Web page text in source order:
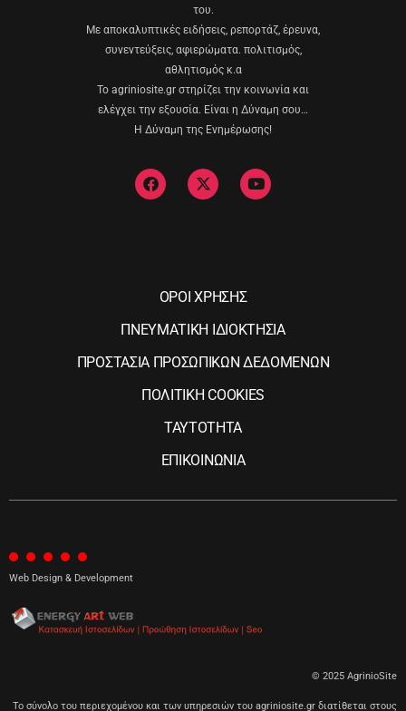
του.
Με αποκαλυπτικές ειδήσεις, ρεπορτάζ, έρευνα,
συνεντεύξεις, αφιερώματα. πολιτισμός,
αθλητισμός κ.α
Το agriniosite.gr στηρίζει την κοινωνία και
ελέγχει την εξουσία. Είναι η Δύναμη σου…
Η Δύναμη της Ενημέρωσης!
ΟΡΟΙ ΧΡΗΣΗΣ
ΠΝΕΥΜΑΤΙΚΗ ΙΔΙΟΚΤΗΣΙΑ
ΠΡΟΣΤΑΣΙΑ ΠΡΟΣΩΠΙΚΩΝ ΔΕΔΟΜΕΝΩΝ
ΠΟΛΙΤΙΚΗ COOKIES
ΤΑΥΤΟΤΗΤΑ
ΕΠΙΚΟΙΝΩΝΙΑ
Web Design & Development
© 2025 AgrinioSite
Το σύνολο του περιεχομένου και των υπηρεσιών του agriniosite.gr διατίθεται στους